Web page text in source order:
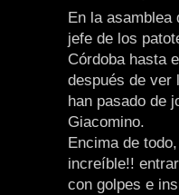
En la asamblea
jefe de los
Córdoba hasta
después de ver
han pasado de
Giacomino.
Encima de
increíble!!
con golpes e